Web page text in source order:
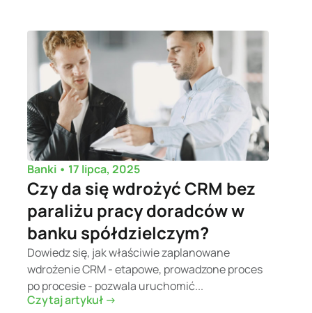
Banki • 17 lipca, 2025
Czy da się wdrożyć CRM bez
paraliżu pracy doradców w
banku spółdzielczym?
Dowiedz się, jak właściwie zaplanowane
wdrożenie CRM - etapowe, prowadzone proces
po procesie - pozwala uruchomić...
Czytaj artykuł ->